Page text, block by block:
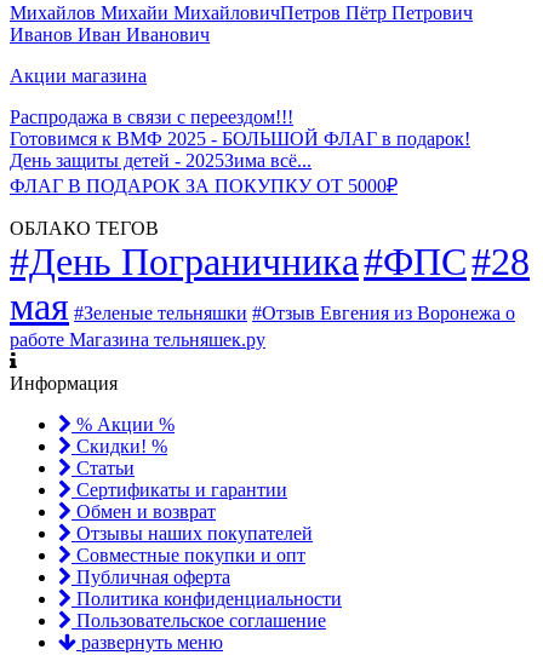
Михайлов Михайи МихайловичПетров Пётр Петрович
Иванов Иван Иванович
Акции магазина
Распродажа в связи с переездом!!!
Готовимся к ВМФ 2025 - БОЛЬШОЙ ФЛАГ в подарок!
День защиты детей - 2025Зима всё...
ФЛАГ В ПОДАРОК ЗА ПОКУПКУ ОТ 5000₽
ОБЛАКО ТЕГОВ
#День Пограничника#ФПС#28
мая #Зеленые тельняшки #Отзыв Евгения из Воронежа о
работе Магазина тельняшек.ру
Информация
% Акции %
Скидки! %
Статьи
Сертификаты и гарантии
Обмен и возврат
Отзывы наших покупателей
Совместные покупки и опт
Публичная оферта
Политика конфиденциальности
Пользовательское соглашение
развернуть меню